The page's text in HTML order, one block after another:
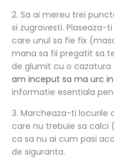
2. Sa ai mereu trei
si zugravesti. Plaseaza-
care unul sa fie fix
mana sa fii pregatit sa
de glumit cu o cazatura
am inceput sa ma urc
informatie esentiala
3. Marcheaza-ti locurile
care nu trebuie sa calci
ca sa nu ai cum pasi
de siguranta.